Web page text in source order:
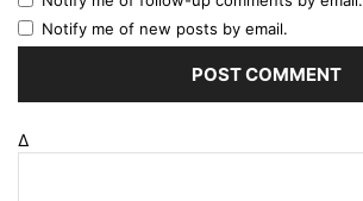
Notify me of new posts by email.
Δ